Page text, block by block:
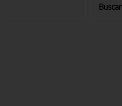
Buscar